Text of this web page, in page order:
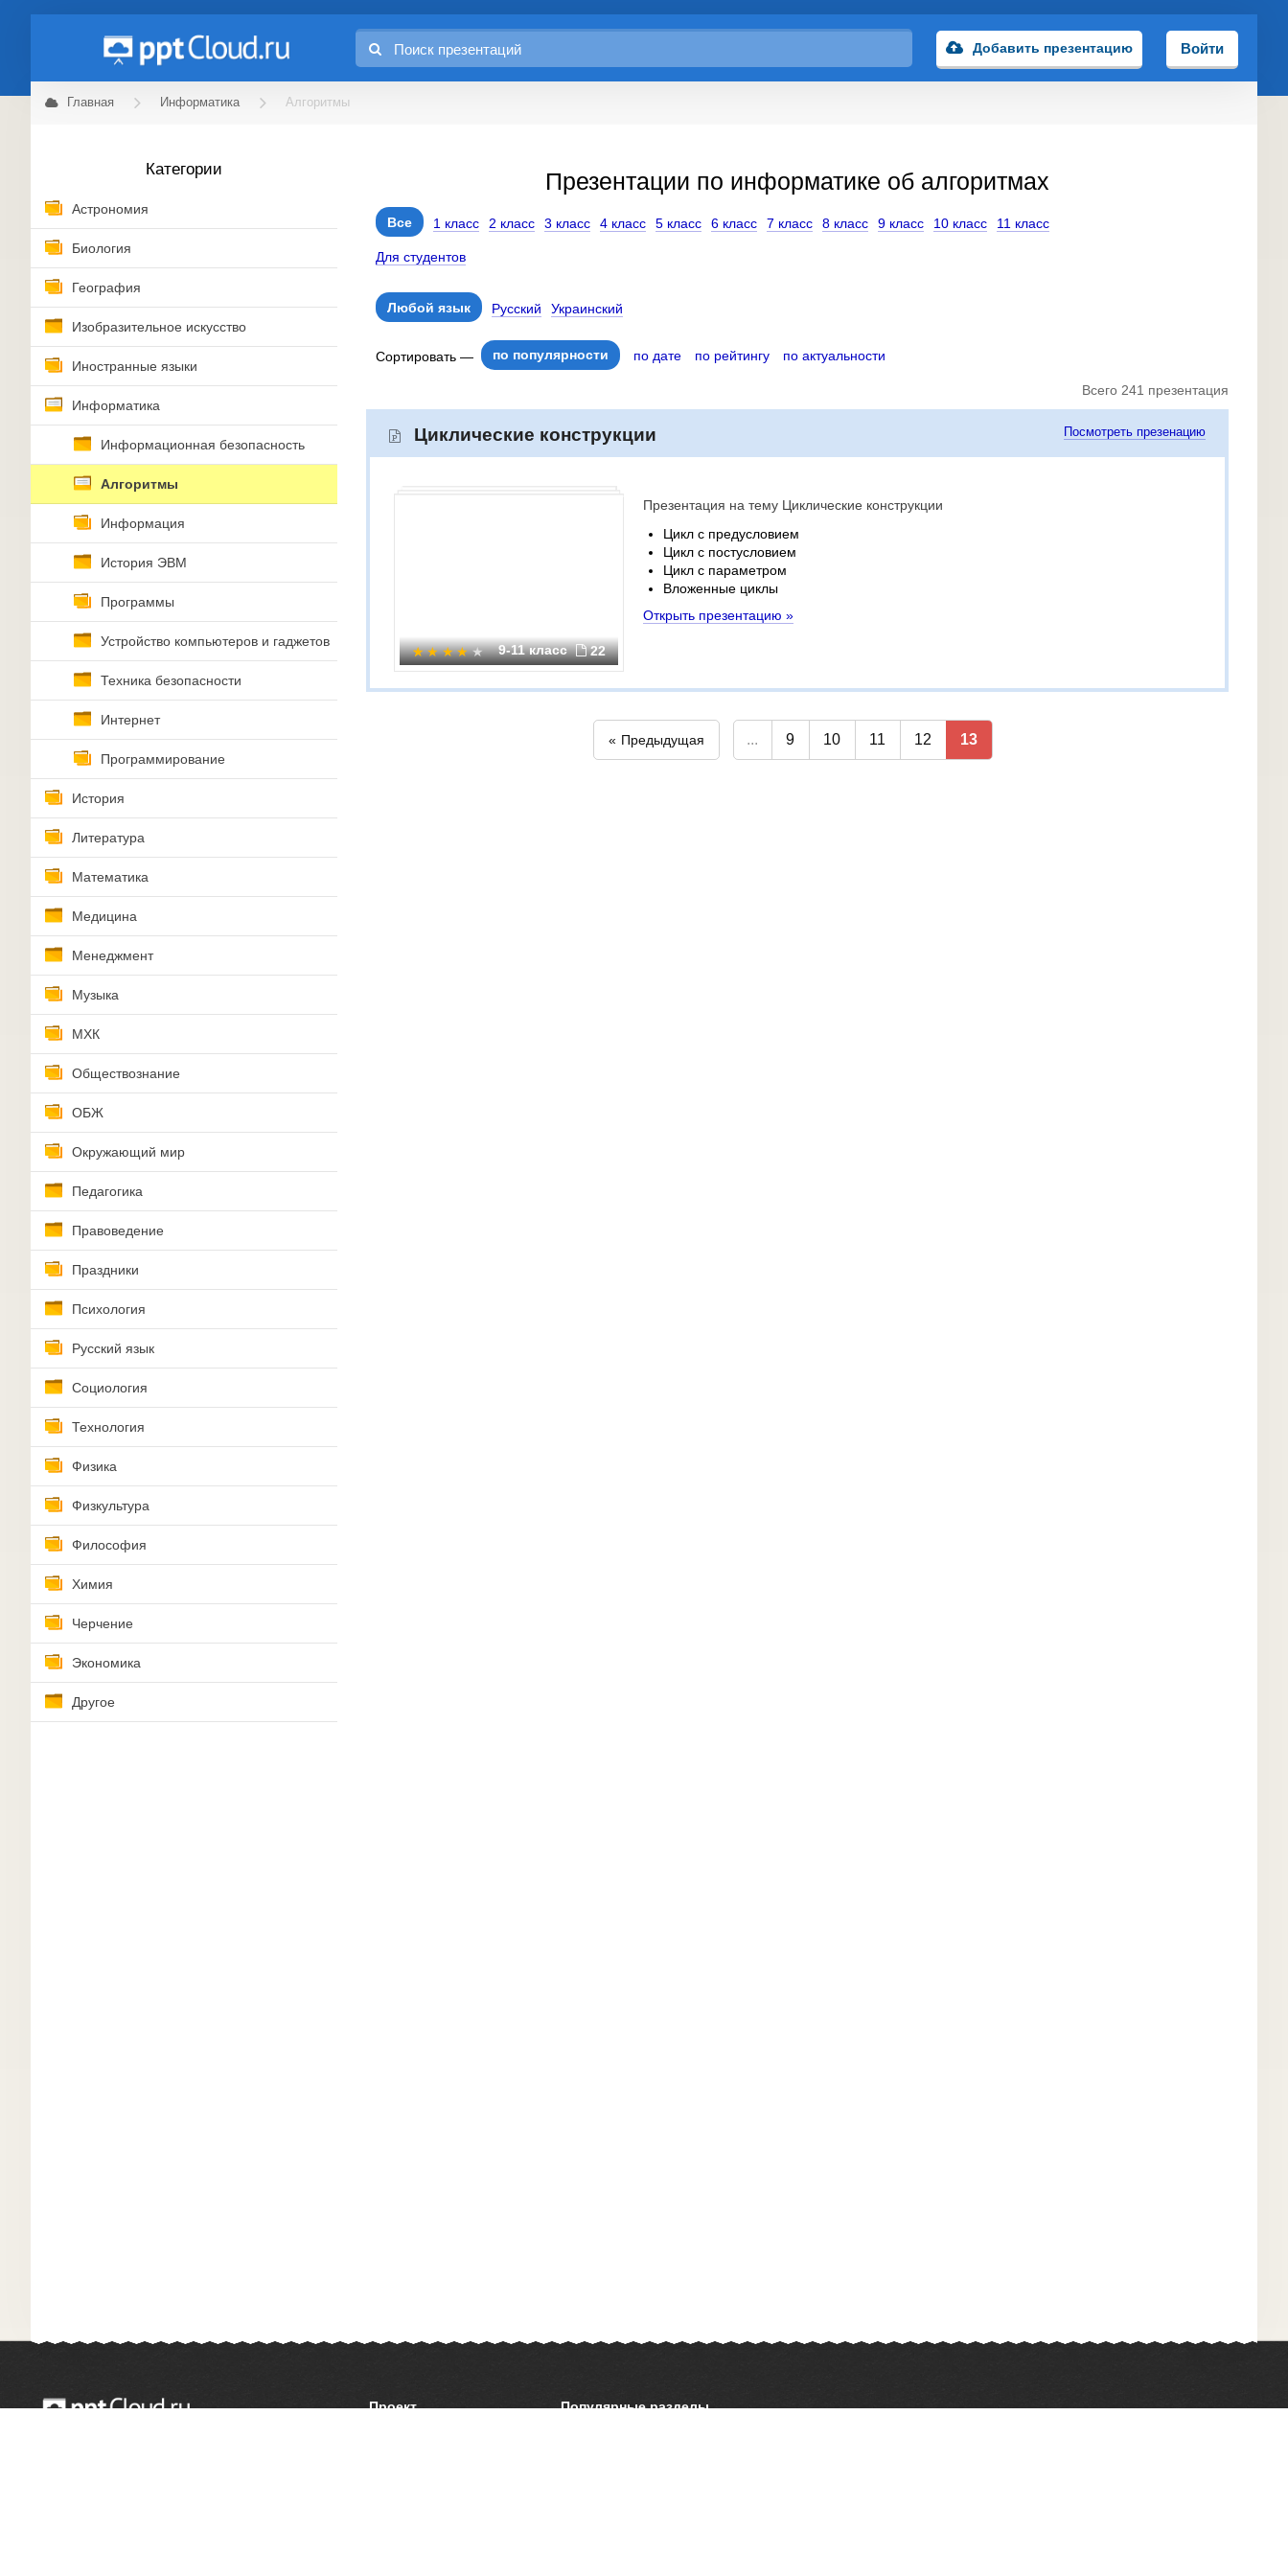
Добавить презентацию Войти
Главная Информатика Алгоритмы
Категории
Астрономия
Биология
География
Изобразительное искусство
Иностранные языки
Информатика
Информационная безопасность
Алгоритмы
Информация
История ЭВМ
Программы
Устройство компьютеров и гаджетов
Техника безопасности
Интернет
Программирование
История
Литература
Математика
Медицина
Менеджмент
Музыка
МХК
Обществознание
ОБЖ
Окружающий мир
Педагогика
Правоведение
Праздники
Психология
Русский язык
Социология
Технология
Физика
Физкультура
Философия
Химия
Черчение
Экономика
Другое
Презентации по информатике об алгоритмах
Все 1 класс 2 класс 3 класс 4 класс 5 класс 6 класс 7 класс 8 класс 9 класс 10 класс 11 класс
Для студентов
Любой язык Русский Украинский
Сортировать — по популярности по дате по рейтингу по актуальности
Всего 241 презентация
Циклические конструкции Посмотреть презенацию
9-11 класс 22
Презентация на тему Циклические конструкции
Цикл с предусловием
Цикл с постусловием
Цикл с параметром
Вложенные циклы
Открыть презентацию »
Предыдущая ... 9 10 11 12 13
Проект
Популярные разделы